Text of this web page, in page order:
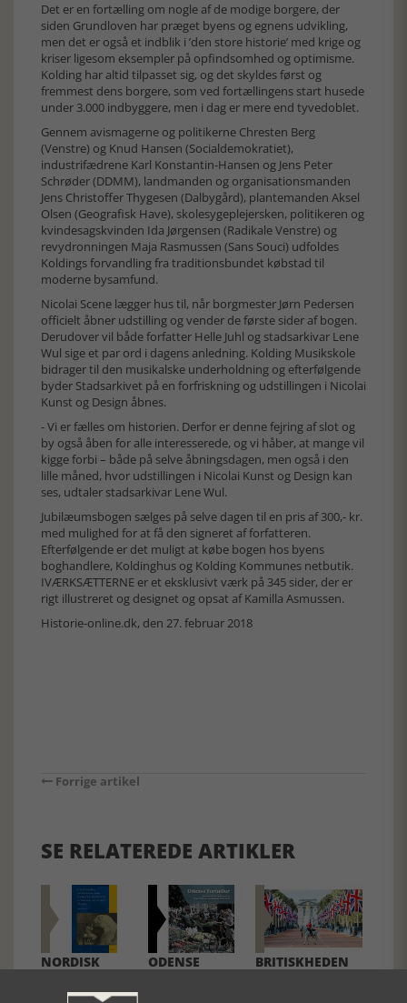
Det er en fortælling om nogle af de modige borgere, der
siden Grundloven har præget byens og egnens udvikling,
men det er også et indblik i ’den store historie’ med krige og
kriser ligesom eksempler på opfindsomhed og optimisme.
Kolding har altid tilpasset sig, og det skyldes først og
fremmest dens borgere, som ved fortællingens start husede
under 3.000 indbyggere, men i dag er mere end tyvedoblet.
Gennem avismagerne og politikerne Chresten Berg
(Venstre) og Knud Hansen (Socialdemokratiet),
industrifædrene Karl Konstantin-Hansen og Jens Peter
Schrøder (DDMM), landmanden og organisationsmanden
Jens Christoffer Thygesen (Dalbygård), plantemanden Aksel
Olsen (Geografisk Have), skolesygeplejersken, politikeren og
kvindesagskvinden Ida Jørgensen (Radikale Venstre) og
revydronningen Maja Rasmussen (Sans Souci) udfoldes
Koldings forvandling fra traditionsbundet købstad til
moderne bysamfund.
Nicolai Scene lægger hus til, når borgmester Jørn Pedersen
officielt åbner udstilling og vender de første sider af bogen.
Derudover vil både forfatter Helle Juhl og stadsarkivar Lene
Wul sige et par ord i dagens anledning. Kolding Musikskole
bidrager til den musikalske underholdning og efterfølgende
byder Stadsarkivet på en forfriskning og udstillingen i Nicolai
Kunst og Design åbnes.
- Vi er fælles om historien. Derfor er denne fejring af slot og
by også åben for alle interesserede, og vi håber, at mange vil
kigge forbi – både på selve åbningsdagen, men også i den
lille måned, hvor udstillingen i Nicolai Kunst og Design kan
ses, udtaler stadsarkivar Lene Wul.
Jubilæumsbogen sælges på selve dagen til en pris af 300,- kr.
med mulighed for at få den signeret af forfatteren.
Efterfølgende er det muligt at købe bogen hos byens
boghandlere, Koldinghus og Kolding Kommunes netbutik.
IVÆRKSÆTTERNE er et eksklusivt værk på 345 sider, der er
rigt illustreret og designet og opsat af Kamilla Asmussen.
Historie-online.dk, den 27. februar 2018
Forrige artikel
SE RELATEREDE ARTIKLER
NORDISK
ODENSE
BRITISKHEDEN